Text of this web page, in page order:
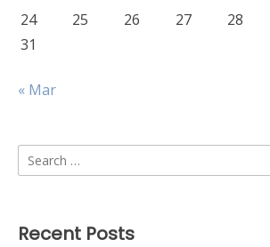
24
25 26 27 28
31
« Mar
Search
for:
Recent Posts